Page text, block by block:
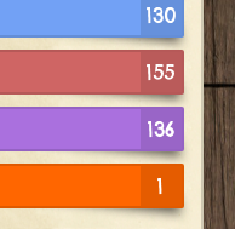
130
155
136
1